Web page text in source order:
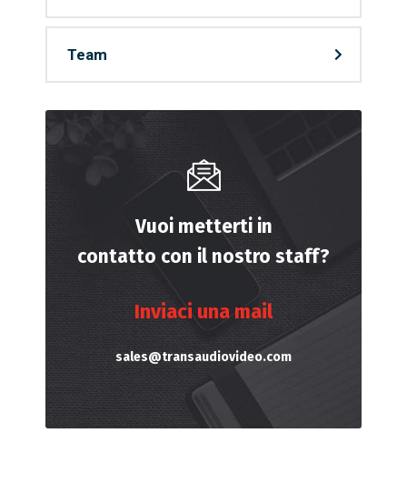
Team
Vuoi metterti in
contatto con il nostro staff?
Inviaci una mail
sales@transaudiovideo.com